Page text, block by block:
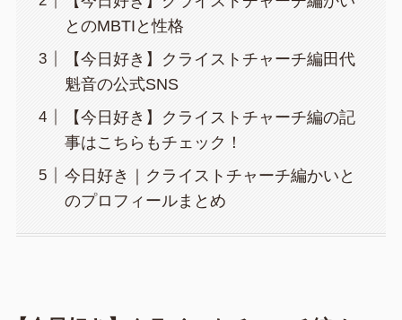
とのMBTIと性格
【今日好き】クライストチャーチ編田代
魁音の公式SNS
【今日好き】クライストチャーチ編の記
事はこちらもチェック！
今日好き｜クライストチャーチ編かいと
のプロフィールまとめ